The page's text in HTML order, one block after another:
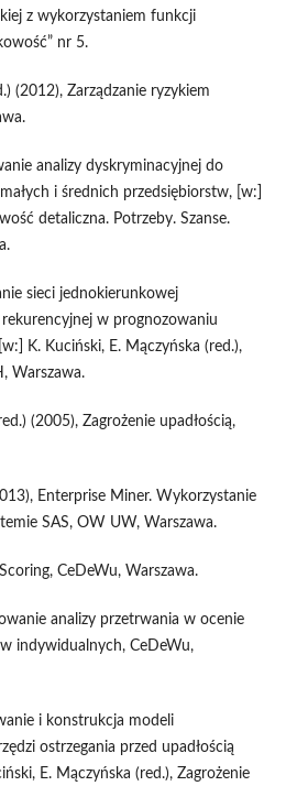
z wykorzystaniem funkcji
nr 5.
(2012), Zarządzanie ryzykiem
analizy dyskryminacyjnej do
i średnich przedsiębiorstw, [w:]
detaliczna. Potrzeby. Szanse.
sieci jednokierunkowej
w prognozowaniu
K. Kuciński, E. Mączyńska (red.),
Warszawa.
(2005), Zagrożenie upadłością,
Enterprise Miner. Wykorzystanie
SAS, OW UW, Warszawa.
CeDeWu, Warszawa.
analizy przetrwania w ocenie
indywidualnych, CeDeWu,
i konstrukcja modeli
ostrzegania przed upadłością
E. Mączyńska (red.), Zagrożenie